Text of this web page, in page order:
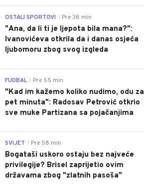
OSTALI SPORTOVI Pre 38 min
"Ana, da li ti je ljepota bila mana?":
Ivanovićeva otkrila da i danas osjeća
ljubomoru zbog svog izgleda
FUDBAL Pre 55 min
"Kad im kažemo koliko nudimo, odu za
pet minuta": Radosav Petrović otkrio
sve muke Partizana sa pojačanjima
SVIJET Pre 58 min
Bogataši uskoro ostaju bez najveće
privilegije? Brisel zaprijetio ovim
državama zbog "zlatnih pasoša"